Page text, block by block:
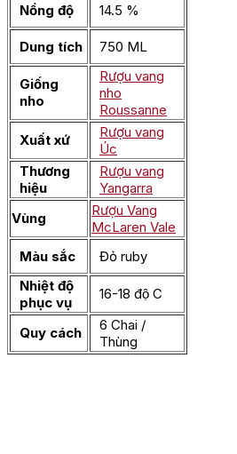
Nồng độ
14.5 %
Dung tích 750 ML
Giống
nho
Rượu vang
nho
Roussanne
Xuất xứ
Rượu vang
Úc
Thương
hiệu
Rượu vang
Yangarra
Vùng
Rượu Vang
McLaren Vale
Màu sắc
Đỏ ruby
Nhiệt độ
phục vụ
16-18 độ C
Quy cách
6 Chai /
Thùng